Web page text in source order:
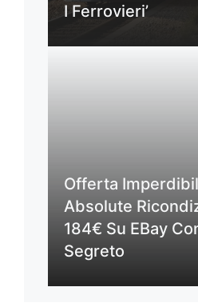
I Ferrovieri’
Offerta
Absolute
184€ Su EBay
Segreto